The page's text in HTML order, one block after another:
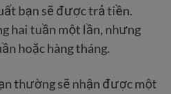
bạn sẽ được trả tiền.
hai tuần một lần, nhưng
hoặc hàng tháng.
thường sẽ nhận được một